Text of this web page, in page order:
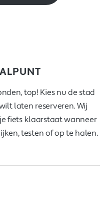
top! Kies nu de stad
laten reserveren. Wij
fiets klaarstaat wanneer
testen of op te halen.